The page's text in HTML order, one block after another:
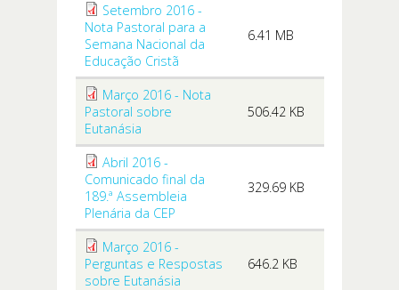
Setembro 2016 -
Nota Pastoral para a
Semana Nacional da
Educação Cristã
6.41 MB
Março 2016 - Nota
Pastoral sobre
Eutanásia
506.42 KB
Abril 2016 -
Comunicado final da
189.ª Assembleia
Plenária da CEP
329.69 KB
Março 2016 -
Perguntas e Respostas
sobre Eutanásia
646.2 KB